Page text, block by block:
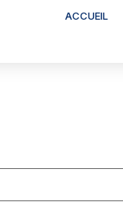
ACCUEIL